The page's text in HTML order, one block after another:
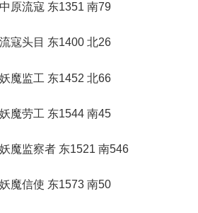
流寇 东1351 南79
头目 东1400 北26
监工 东1452 北66
劳工 东1544 南45
监察者 东1521 南546
信使 东1573 南50